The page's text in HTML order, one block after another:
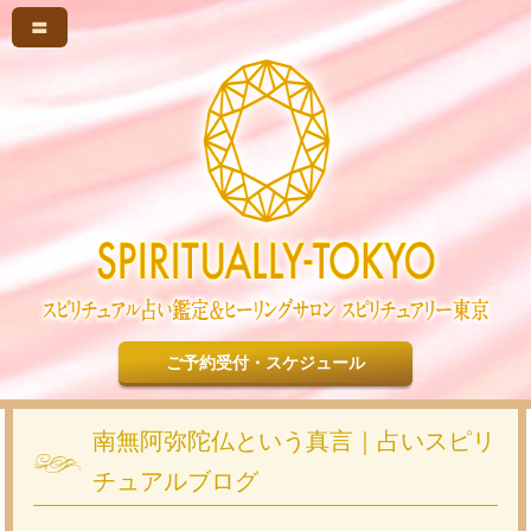
〓
ご予約受付・スケジュール
南無阿弥陀仏という真言｜占いスピリ
チュアルブログ